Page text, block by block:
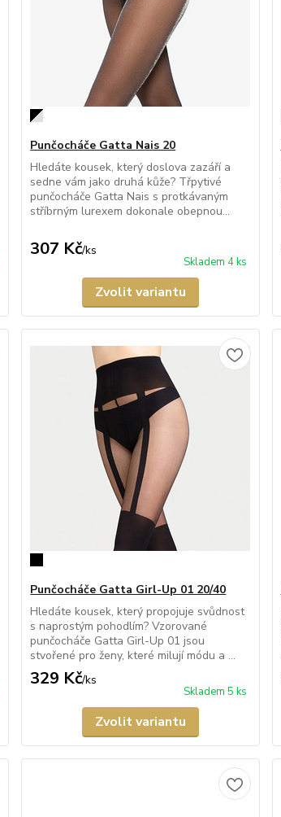
Punčocháče Gatta Nais 20
Hledáte kousek, který doslova zazáří a
sedne vám jako druhá kůže? Třpytivé
punčocháče Gatta Nais s protkávaným
stříbrným lurexem dokonale obepnou...
307 Kč/ks
Skladem 4 ks
Zvolit variantu
Punčocháče Gatta Girl-Up 01 20/40
Hledáte kousek, který propojuje svůdnost
s naprostým pohodlím? Vzorované
punčocháče Gatta Girl-Up 01 jsou
stvořené pro ženy, které milují módu a ...
329 Kč/ks
Skladem 5 ks
Zvolit variantu